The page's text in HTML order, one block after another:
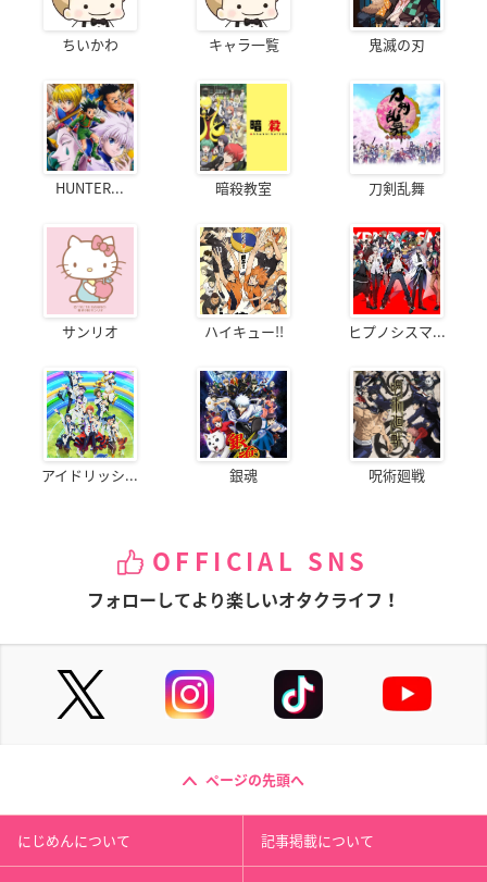
ちいかわ キャラ一覧 鬼滅の刃
HUNTER... 暗殺教室 刀剣乱舞
サンリオ ハイキュー!! ヒプノシスマ...
アイドリッシ... 銀魂 呪術廻戦
OFFICIAL SNS
フォローしてより楽しいオタクライフ！
ページの先頭へ
にじめんについて 記事掲載について